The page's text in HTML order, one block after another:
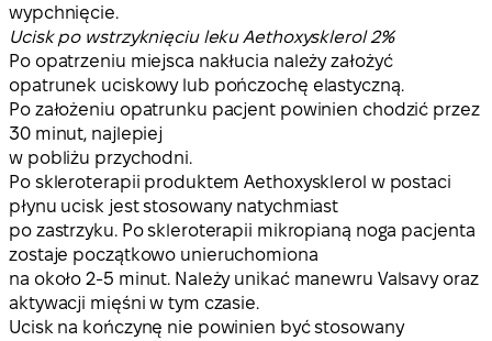
wypchnięcie.
Ucisk po wstrzyknięciu leku Aethoxysklerol 2%
Po opatrzeniu miejsca nakłucia należy założyć
opatrunek uciskowy lub pończochę elastyczną.
Po założeniu opatrunku pacjent powinien chodzić przez
30 minut, najlepiej
w pobliżu przychodni.
Po skleroterapii produktem Aethoxysklerol w postaci
płynu ucisk jest stosowany natychmiast
po zastrzyku. Po skleroterapii mikropianą noga pacjenta
zostaje początkowo unieruchomiona
na około 2-5 minut. Należy unikać manewru Valsavy oraz
aktywacji mięśni w tym czasie.
Ucisk na kończynę nie powinien być stosowany